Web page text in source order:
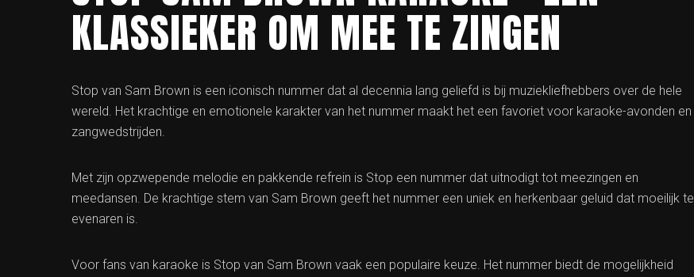
KLASSIEKER OM MEE TE ZINGEN
Stop van Sam Brown is een iconisch nummer dat al decennia lang geliefd is bij muziekliefhebbers over de hele
wereld. Het krachtige en emotionele karakter van het nummer maakt het een favoriet voor karaoke-avonden en
zangwedstrijden.
Met zijn opzwepende melodie en pakkende refrein is Stop een nummer dat uitnodigt tot meezingen en
meedansen. De krachtige stem van Sam Brown geeft het nummer een uniek en herkenbaar geluid dat moeilijk te
evenaren is.
Voor fans van karaoke is Stop van Sam Brown vaak een populaire keuze. Het nummer biedt de mogelijkheid